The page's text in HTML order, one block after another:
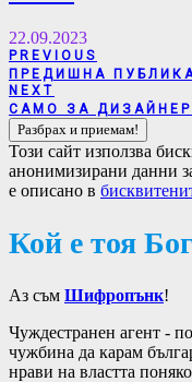
22.09.2023
Навигация
PREVIOUS
PREVIOUS
POST:
ПРЕДИШНА
NEXT
NEXT
POST:
САМО ЗА
Този сайт използва
анонимизирани данни
е описано в
Кой е тоя
Аз съм Шифропънк!
Чуждестранен агент -
чужбина да карам
нрави на властта